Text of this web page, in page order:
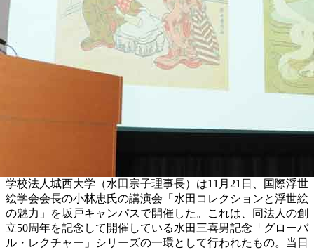
学校法人城西大学（水田宗子理事長）は11月21日、国際浮世
絵学会会長の小林忠氏の講演会「水田コレクションと浮世絵
の魅力」を坂戸キャンパスで開催した。これは、同法人の創
立50周年を記念して開催している水田三喜男記念「グローバ
ル・レクチャー」シリーズの一環として行われたもの。当日